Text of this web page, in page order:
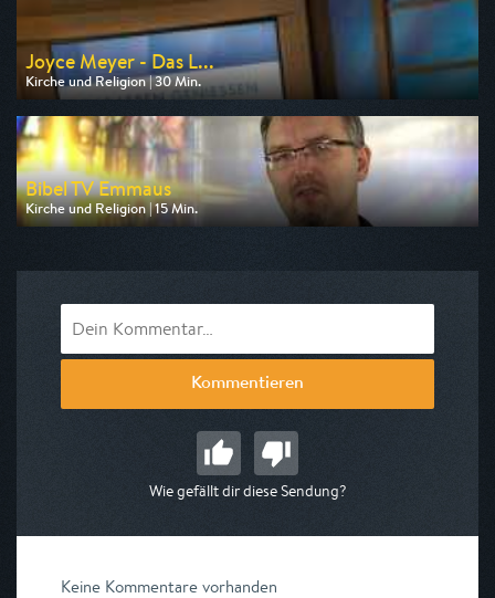
Joyce Meyer - Das L...
Kirche und Religion | 30 Min.
Ausgestrahlt von Bibel TV
am 09.08.2026, 23:00
Bibel TV Emmaus
Kirche und Religion | 15 Min.
Ausgestrahlt von Bibel TV
Kommentieren
Wie gefällt dir diese Sendung?
Keine Kommentare vorhanden